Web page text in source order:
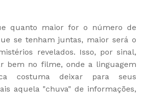
quanto maior for o número de
se tenham juntas, maior será o
revelados. Isso, por sinal,
bem no filme, onde a linguagem
costuma deixar para seus
aquela "chuva" de informações,